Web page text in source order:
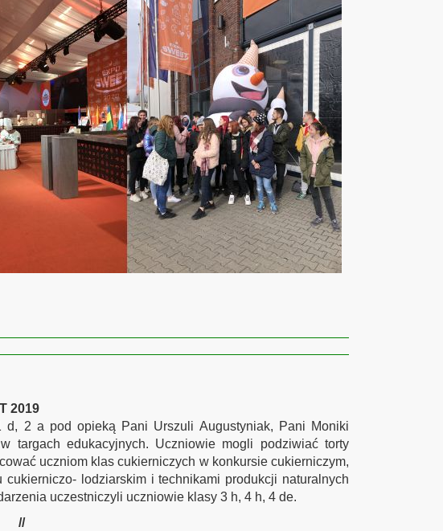
2019
2 a pod opieką Pani Urszuli Augustyniak, Pani Moniki
targach edukacyjnych. Uczniowie mogli podziwiać torty
uczniom klas cukierniczych w konkursie cukierniczym,
lodziarskim i technikami produkcji naturalnych
uczestniczyli uczniowie klasy 3 h, 4 h, 4 de.
//